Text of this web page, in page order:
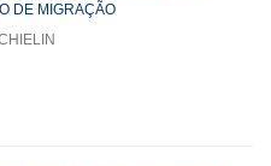
DE MIGRAÇÃO